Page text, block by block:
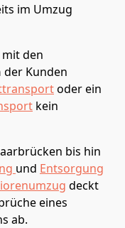
im Umzug
den
der Kunden
oder ein
kein
bis hin
und Entsorgung
deckt
eines
ab.